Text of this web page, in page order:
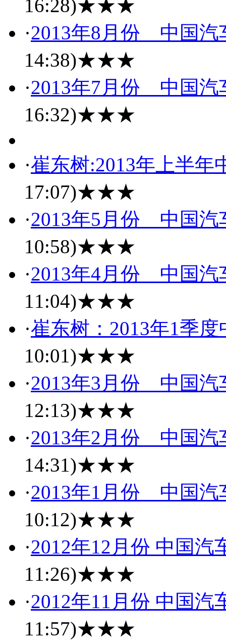
16:28)★★★
·2013年8月份 中国汽
14:38)★★★
·2013年7月份 中国汽
16:32)★★★
·崔东树:2013年上半年
17:07)★★★
·2013年5月份 中国汽
10:58)★★★
·2013年4月份 中国汽
11:04)★★★
·崔东树：2013年1季
10:01)★★★
·2013年3月份 中国汽
12:13)★★★
·2013年2月份 中国汽
14:31)★★★
·2013年1月份 中国汽
10:12)★★★
·2012年12月份 中国汽
11:26)★★★
·2012年11月份 中国汽
11:57)★★★